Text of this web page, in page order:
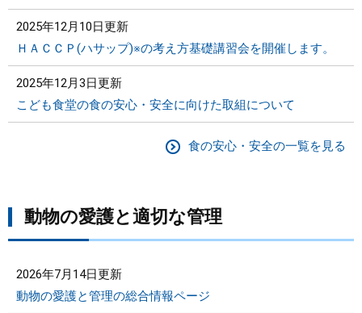
2025年12月10日更新
ＨＡＣＣＰ(ハサップ)※の考え方基礎講習会を開催します。
2025年12月3日更新
こども食堂の食の安心・安全に向けた取組について
食の安心・安全の一覧を見る
動物の愛護と適切な管理
2026年7月14日更新
動物の愛護と管理の総合情報ページ